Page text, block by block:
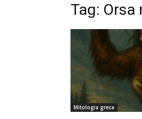
Tag: Orsa
Mitologia greca